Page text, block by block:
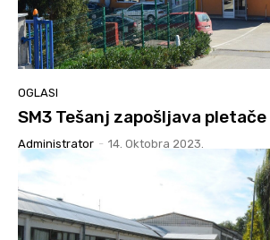
OGLASI
SM3 Tešanj zapošljava pletače
Administrator - 14. Oktobra 2023.